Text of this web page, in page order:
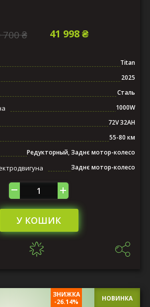
41 998 ₴
700 ₴
Titan
2025
Сталь
1000W
72V 32AH
55-80 км
Редукторный, Заднє мотор-колесо
Заднє мотор-колесо
У КОШИК
ЗНИЖКА
-26.14%
НОВИНКА